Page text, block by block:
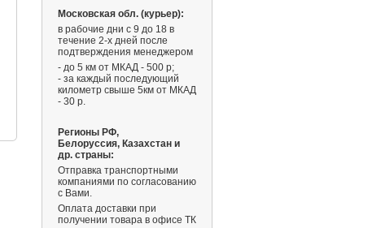
3 590 ₽ 169 ₽
Московская обл. (курьер):
в рабочие дни с 9 до 18 в
течение 2-х дней после
подтверждения менеджером
- до 5 км от МКАД - 500 р;
- за каждый последующий
километр свыше 5км от МКАД
- 30 р.
Регионы РФ,
Белоруссия, Казахстан и
др. страны:
Отправка транспортными
компаниями по согласованию
с Вами.
Оплата доставки при
получении товара в офисе ТК